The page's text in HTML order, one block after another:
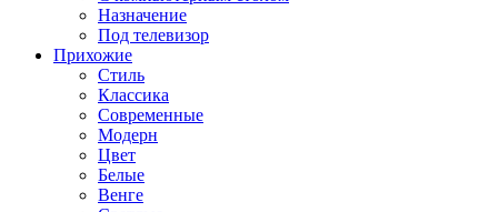
Назначение
Под телевизор
Прихожие
Стиль
Классика
Современные
Модерн
Цвет
Белые
Венге